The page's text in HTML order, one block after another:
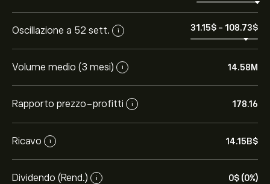
Oscillazione a 52 sett. i 31.15‎$‎ - 108.73‎$‎
Volume medio (3 mesi) i 14.58M
Rapporto prezzo-profitti i 178.16
Ricavo i 14.15B‎$‎
Dividendo (Rend.) i 0‎$‎ (0%)